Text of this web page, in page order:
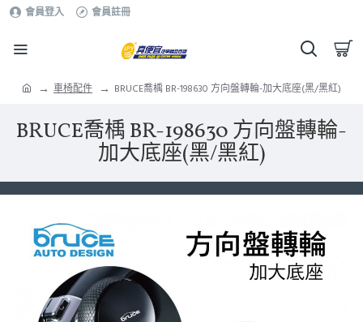
會員登入 會員註冊
車椅配件 BRUCE喬楀 BR-198630 方向盤轉輪-加大底座(黑/黑紅)
BRUCE喬楀 BR-198630 方向盤轉輪-
加大底座(黑/黑紅)